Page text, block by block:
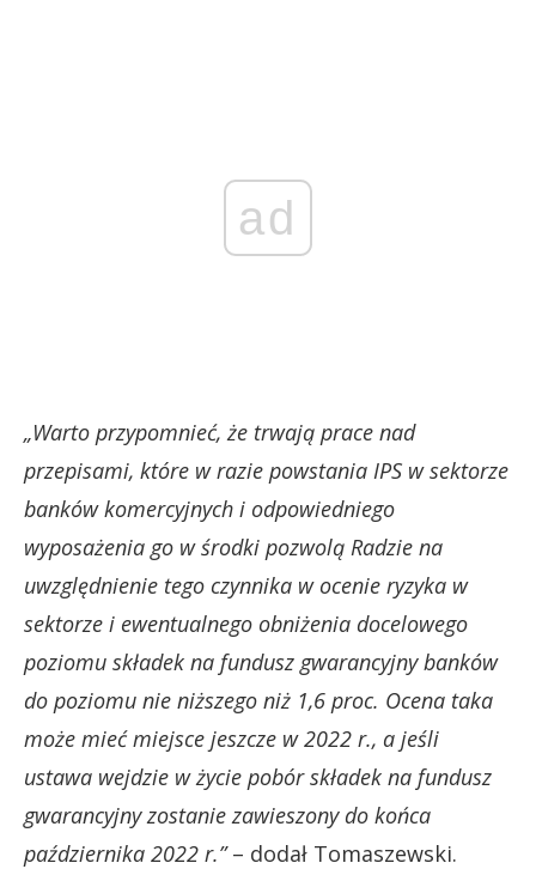
ad
„Warto przypomnieć, że trwają prace nad
przepisami, które w razie powstania IPS w sektorze
banków komercyjnych i odpowiedniego
wyposażenia go w środki pozwolą Radzie na
uwzględnienie tego czynnika w ocenie ryzyka w
sektorze i ewentualnego obniżenia docelowego
poziomu składek na fundusz gwarancyjny banków
do poziomu nie niższego niż 1,6 proc. Ocena taka
może mieć miejsce jeszcze w 2022 r., a jeśli
ustawa wejdzie w życie pobór składek na fundusz
gwarancyjny zostanie zawieszony do końca
października 2022 r.”– dodał Tomaszewski.